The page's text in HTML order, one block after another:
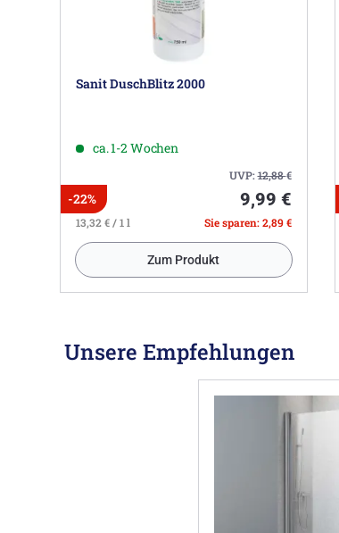
Sanit DuschBlitz 2000
ca. 1-2 Wochen
UVP:12,88€
-22% 9,99 €
13,32 € / 1 l Sie sparen: 2,89 €
Zum Produkt
Unsere Empfehlungen